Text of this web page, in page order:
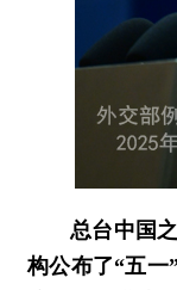
总台中国
构公布了“五一